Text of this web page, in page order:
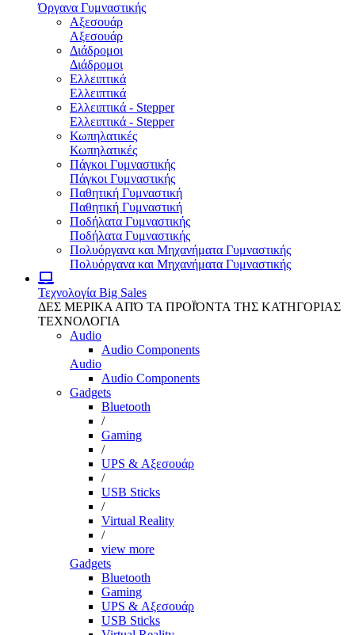
Όργανα Γυμναστικής
Αξεσουάρ
Αξεσουάρ
Διάδρομοι
Διάδρομοι
Ελλειπτικά
Ελλειπτικά
Ελλειπτικά - Stepper
Ελλειπτικά - Stepper
Κωπηλατικές
Κωπηλατικές
Πάγκοι Γυμναστικής
Πάγκοι Γυμναστικής
Παθητική Γυμναστική
Παθητική Γυμναστική
Ποδήλατα Γυμναστικής
Ποδήλατα Γυμναστικής
Πολυόργανα και Μηχανήματα Γυμναστικής
Πολυόργανα και Μηχανήματα Γυμναστικής
Τεχνολογία Big Sales
ΔΕΣ ΜΕΡΙΚΑ ΑΠΌ ΤΑ ΠΡΟΪΌΝΤΑ ΤΗΣ ΚΑΤΗΓΟΡΙΑΣ
ΤΕΧΝΟΛΟΓΙΑ
Audio
Audio Components
Audio
Audio Components
Gadgets
Bluetooth
/
Gaming
/
UPS & Αξεσουάρ
/
USB Sticks
/
Virtual Reality
/
view more
Gadgets
Bluetooth
Gaming
UPS & Αξεσουάρ
USB Sticks